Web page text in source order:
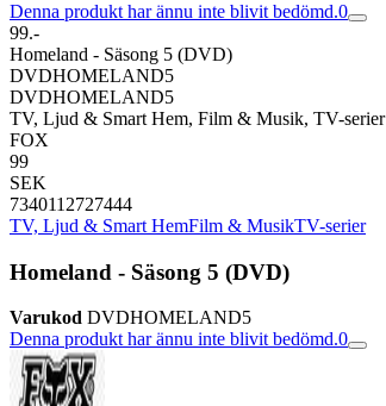
Denna produkt har ännu inte blivit bedömd.0
99.-
Homeland - Säsong 5 (DVD)
DVDHOMELAND5
DVDHOMELAND5
TV, Ljud & Smart Hem, Film & Musik, TV-serier
FOX
99
SEK
7340112727444
TV, Ljud & Smart HemFilm & MusikTV-serier
Homeland - Säsong 5 (DVD)
Varukod DVDHOMELAND5
Denna produkt har ännu inte blivit bedömd.0